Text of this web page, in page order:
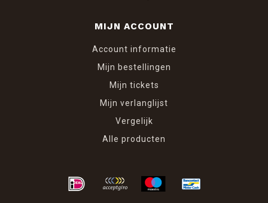
MIJN ACCOUNT
Account informatie
Mijn bestellingen
Mijn tickets
Mijn verlanglijst
Vergelijk
Alle producten